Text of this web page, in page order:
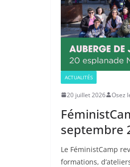
ACTUALITÉS
20 juillet 2026 Osez
septembre
Le FéministCamp
formations,